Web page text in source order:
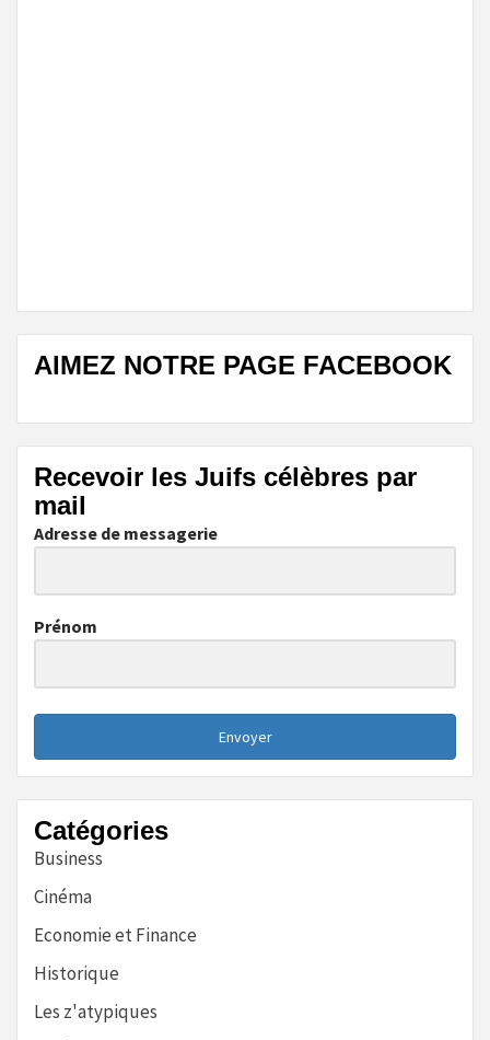
AIMEZ NOTRE PAGE FACEBOOK
Recevoir les Juifs célèbres par
mail
Adresse de messagerie
Prénom
Envoyer
Catégories
Business
Cinéma
Economie et Finance
Historique
Les z'atypiques